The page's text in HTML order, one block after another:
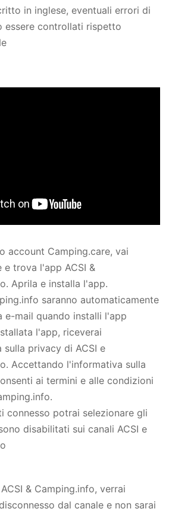
in inglese, eventuali errori di
essere controllati rispetto
account Camping.care, vai
e trova l'app ACSI &
Aprila e installa l'app.
saranno automaticamente
e-mail quando installi l'app
l'app, riceverai
sulla privacy di ACSI e
Accettando l'informativa sulla
ai termini e alle condizioni
connesso potrai selezionare gli
disabilitati sui canali ACSI e
& Camping.info, verrai
dal canale e non sarai